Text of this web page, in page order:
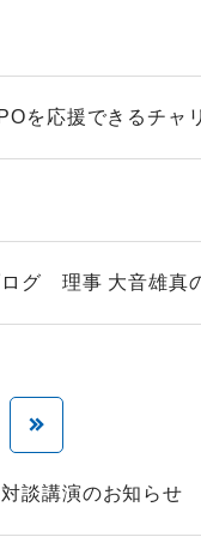
を応援できるチャ
グ 理事 大音雄真
談講演のお知らせ